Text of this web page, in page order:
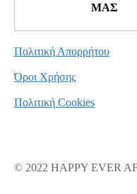
ΜΑΣ
Πολιτική Απορρήτου
Όροι Χρήσης
Πολιτική Cookies
© 2022 HAPPY EVER